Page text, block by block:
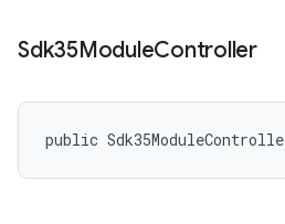
Sdk35ModuleController
public